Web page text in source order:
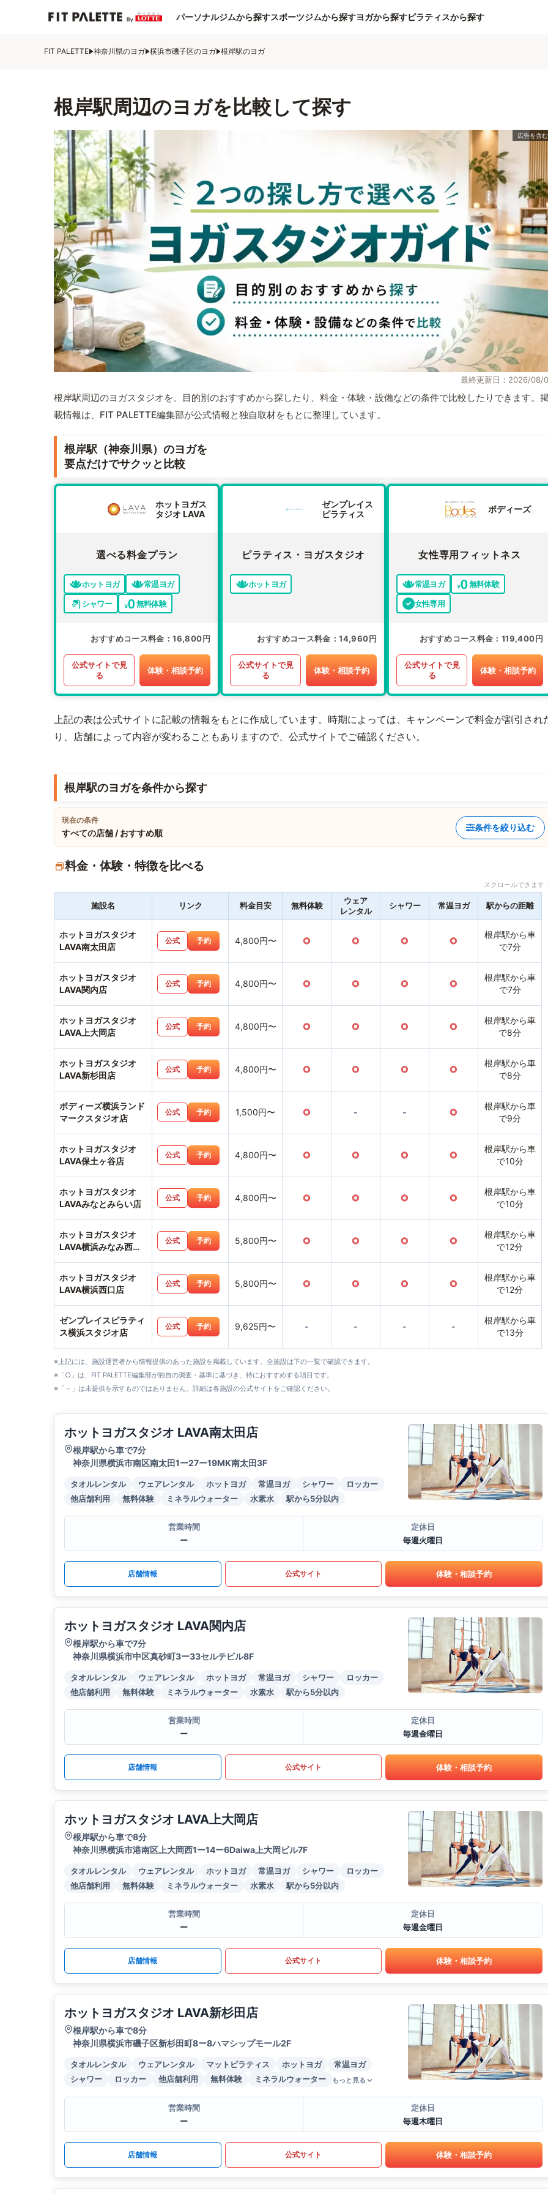
パーソナルジムから探すスポーツジムから探すヨガから探すピラティスから探す
FIT PALETTE 神奈川県のヨガ 横浜市磯子区のヨガ 根岸駅のヨガ
根岸駅周辺のヨガを比較して探す
最終更新日：2026/08/
根岸駅周辺のヨガスタジオを、目的別のおすすめから探したり、料金・体験・設備などの条件で比較したりできます。
載情報は、FIT PALETTE編集部が公式情報と独自取材をもとに整理しています。
根岸駅（神奈川県）のヨガを
要点だけでサクッと比較
ホットヨガス
タジオ LAVA
選べる料金プラン
ホットヨガ
常温ヨガ
シャワー
無料体験
おすすめコース料金 16,800円
公式サイトで見
る
体験・相談予約
ゼンプレイス
ピラティス
ピラティス・ヨガスタジオ
ホットヨガ
おすすめコース料金 14,960円
公式サイトで見
る
体験・相談予約
ボディーズ
女性専用フィットネス
常温ヨガ
無料体験
女性専用
おすすめコース料金 119,400円
公式サイトで見
る
体験・相談予約
上記の表は公式サイトに記載の情報をもとに作成しています。時期によっては、キャンペーンで料金が割引され
り、店舗によって内容が変わることもありますので、公式サイトでご確認ください。
根岸駅のヨガを条件から探す
現在の条件
すべての店舗 / おすすめ順
条件を絞り込む
料金・体験・特徴を比べる
スクロールできま
施設名 リンク 料金目安 無料体験
ウェア
レンタル
シャワー 常温ヨガ 駅からの距離
ホットヨガスタジオ
LAVA南太田店
公式 予約 4,800円〜 ○ ○ ○ ○
根岸駅から車
で7分
ホットヨガスタジオ
LAVA関内店
公式 予約 4,800円〜 ○ ○ ○ ○
根岸駅から車
で7分
ホットヨガスタジオ
LAVA上大岡店
公式 予約 4,800円〜 ○ ○ ○ ○
根岸駅から車
で8分
ホットヨガスタジオ
LAVA新杉田店
公式 予約 4,800円〜 ○ ○ ○ ○
根岸駅から車
で8分
ボディーズ横浜ランド
マークスタジオ店
公式 予約 1,500円〜 ○ - - ○
根岸駅から車
で9分
ホットヨガスタジオ
LAVA保土ヶ谷店
公式 予約 4,800円〜 ○ ○ ○ ○
根岸駅から車
で10分
ホットヨガスタジオ
LAVAみなとみらい店
公式 予約 4,800円〜 ○ ○ ○ ○
根岸駅から車
で10分
ホットヨガスタジオ
LAVA横浜みなみ西口
公式 予約 5,800円〜 ○ ○ ○ ○
根岸駅から車
で12分
ホットヨガスタジオ
LAVA横浜西口店
公式 予約 5,800円〜 ○ ○ ○ ○
根岸駅から車
で12分
ゼンプレイスピラティ
ス横浜スタジオ店
公式 予約 9,625円〜 - - - -
根岸駅から車
で13分
※上記には、施設運営者から情報提供のあった施設を掲載しています。全施設は下の一覧で確認できます。
※「○」は、FIT PALETTE編集部が独自の調査・基準に基づき、特におすすめする項目です。
※「－」は未提供を示すものではありません。詳細は各施設の公式サイトをご確認ください。
ホットヨガスタジオ LAVA南太田店
根岸駅から車で7分
神奈川県横浜市南区南太田1ー27ー19MK南太田3F
タオルレンタル ウェアレンタル ホットヨガ 常温ヨガ シャワー
ロッカー
他店舗利用
無料体験 ミネラルウォーター 水素水 駅から5分以内
営業時間
ー
定休日
毎週火曜日
店舗情報 公式サイト 体験・相談予約
ホットヨガスタジオ LAVA関内店
根岸駅から車で7分
神奈川県横浜市中区真砂町3ー33セルテビル8F
タオルレンタル ウェアレンタル ホットヨガ 常温ヨガ シャワー
ロッカー
他店舗利用
無料体験 ミネラルウォーター 水素水 駅から5分以内
営業時間
ー
定休日
毎週金曜日
店舗情報 公式サイト 体験・相談予約
ホットヨガスタジオ LAVA上大岡店
根岸駅から車で8分
神奈川県横浜市港南区上大岡西1ー14ー6Daiwa上大岡ビル7F
タオルレンタル ウェアレンタル ホットヨガ 常温ヨガ シャワー
ロッカー
他店舗利用
無料体験 ミネラルウォーター 水素水 駅から5分以内
営業時間
ー
定休日
毎週金曜日
店舗情報 公式サイト 体験・相談予約
ホットヨガスタジオ LAVA新杉田店
根岸駅から車で8分
神奈川県横浜市磯子区新杉田町8ー8ハマシップモール2F
タオルレンタル ウェアレンタル マットピラティス ホットヨガ
常温ヨガ
シャワー
ロッカー 他店舗利用 無料体験 ミネラルウォーター もっと見る
営業時間
ー
定休日
毎週木曜日
店舗情報 公式サイト 体験・相談予約